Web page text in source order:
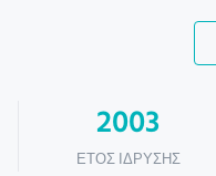
2003
ΈΤΟΣ ΊΔΡΥΣΗΣ